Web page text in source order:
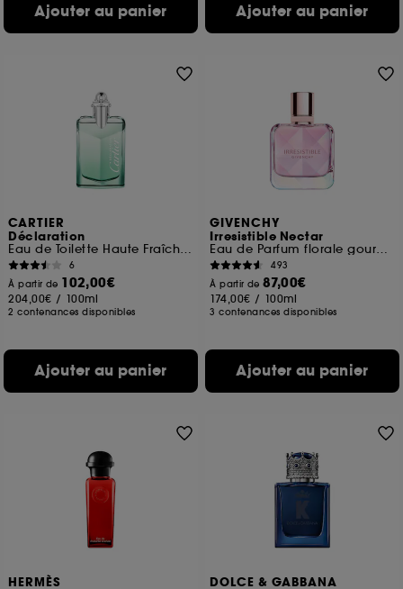
Ajouter au panier Ajouter au panier
CARTIER
Déclaration
Eau de Toilette Haute Fraîcheur
6
À partir de 102,00€
204,00€ / 100ml
2 contenances disponibles
Ajouter au panier
GIVENCHY
Irresistible Nectar
Eau de Parfum florale gourmande pour femme
493
À partir de87,00€
174,00€ / 100ml
3 contenances disponibles
Ajouter au panier
HERMÈS
DOLCE & GABBANA